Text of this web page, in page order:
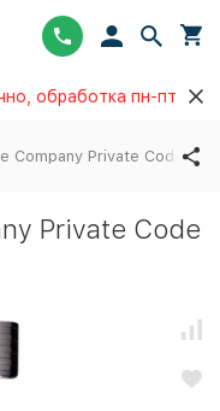
обработка пн-пт
Company Private Code
Private Code